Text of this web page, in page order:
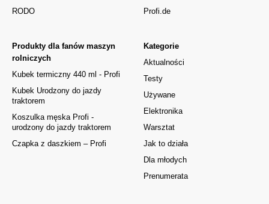
RODO
Kategorie
Aktualności
Testy
Używane
Elektronika
Warsztat
Jak to działa
Dla młodych
Prenumerata
Produkty dla fanów maszyn
rolniczych
Kubek termiczny 440 ml - Profi
Kubek Urodzony do jazdy
traktorem
Koszulka męska Profi -
urodzony do jazdy traktorem
Czapka z daszkiem – Profi
Profi.de